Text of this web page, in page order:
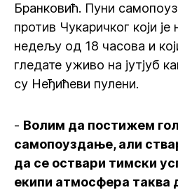
Бранковић. Пуни
против Чукаричког који
недељу од 18 часова и
гледате уживо на јутјуб
су Неђићеви пулени.
- Волим да постижем
самопоуздање, али
да се оствари тимски
екипи атмосфера таква